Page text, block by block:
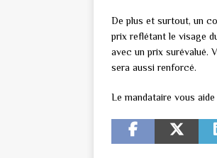
De plus et surtout, un
prix reflétant le visage
avec un prix surévalué.
sera aussi renforcé.
Le mandataire vous